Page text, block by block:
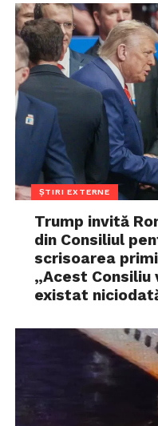
ȘTIRI EXTERNE
Trump invită
din Consiliul
scrisoarea
„Acest Consiliu
existat